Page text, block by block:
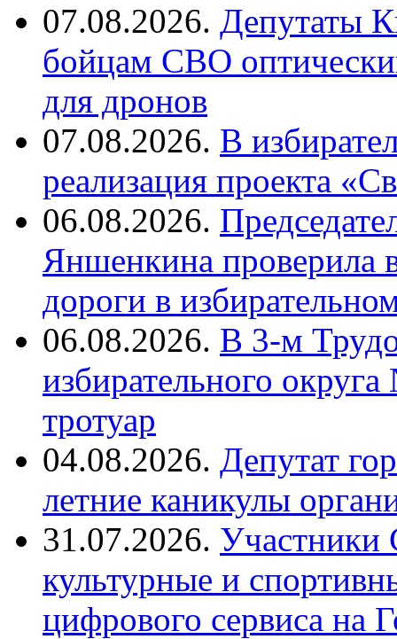
07.08.2026. Депутаты
бойцам СВО
для дронов
07.08.2026. В
реализация проекта
06.08.2026.
Яншенкина проверила
дороги в
06.08.2026. В 3-м
избирательного
тротуар
04.08.2026. Депутат
летние каникулы
31.07.2026.
культурные и
цифрового сервиса на